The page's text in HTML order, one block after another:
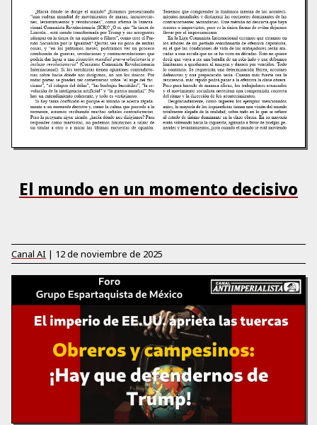
El mundo en un momento decisivo
Canal AI | 12 de noviembre de 2025